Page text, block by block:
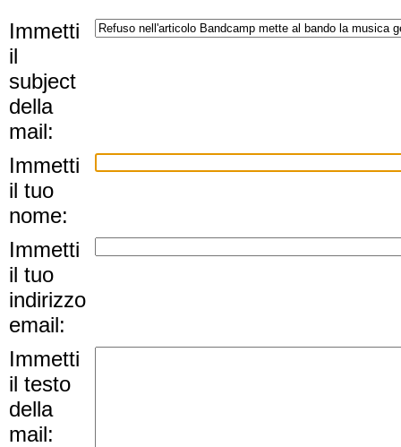
Immetti
il
subject
della
mail:
Immetti
il tuo
nome:
Immetti
il tuo
indirizzo
email:
Immetti
il testo
della
mail: